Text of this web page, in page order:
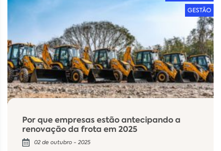
GESTÃO
Por que empresas estão antecipando a
renovação da frota em 2025
02 de outubro - 2025